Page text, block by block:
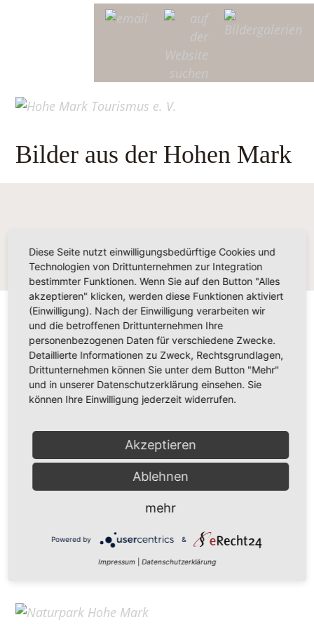
Bilder aus der Hohen Mark
Hohe Mark Tourismus e. V.
Redderstraße 421,45711 Datteln
Fon: +49 (0)2363 377 0
info@hohe-mark-tourismus.de
Datenschutz
Home
Diese Seite nutzt einwilligungsbedürftige Cookies und
Technologien von Drittunternehmen zur Integration
bestimmter Funktionen. Wenn Sie auf den Button "Alles
akzeptieren" klicken, werden diese Funktionen aktiviert
(Einwilligung). Nach der Einwilligung verarbeiten wir
und die betroffenen Drittunternehmen Ihre
personenbezogenen Daten für verschiedene Zwecke.
Detaillierte Informationen zu Zweck, Rechtsgrundlagen,
Drittunternehmen können Sie unter dem Button "Mehr"
und in unserer Datenschutzerklärung einsehen. Sie
können Ihre Einwilligung jederzeit widerrufen.
Akzeptieren
Ablehnen
mehr
Powered by &
Impressum Datenschutzerklärung